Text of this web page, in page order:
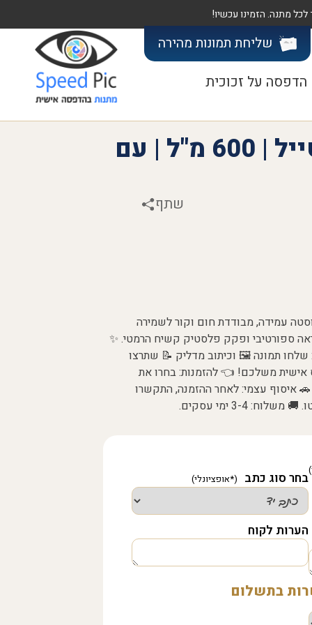
שליחת תמונות מהירה
הדפסה על זכוכית
כוס תרמית עם סטייל | 600 מ"ל | עם
שתף
מ"ל: עשויה נירוסטה עמידה, מבודדת חום וקור לשמירה
ספורטיבי ופקק פלסטיק קשיח הרמטי. ✨
שלחו תמונה 🖼️ וכיתוב מדליק 📝 שתרצו
אישית משלכם! 👈 להזמנות: בחרו את
איסוף עצמי: לאחר ההזמנה, התקשרו
בחר סוג כתב
הערות לקוח
בתשלום